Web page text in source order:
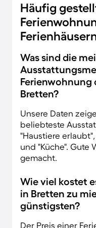
Häufig
Was sind die
Ferienwohnung
Bretten?
Unsere Daten
beliebteste
"Haustiere
und "Küche". Gute
gemacht.
Wie viel kostet
in Bretten zu
günstigsten?
Der Preis einer